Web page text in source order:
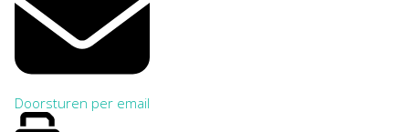
Doorsturen per email